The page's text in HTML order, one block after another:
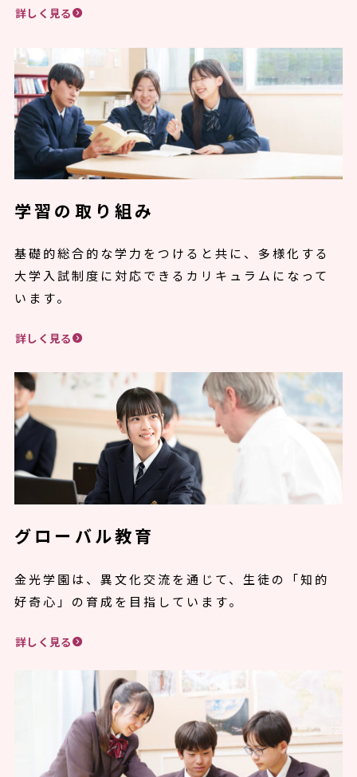
詳しく見る
学習の取り組み
基礎的総合的な学力をつけると共に、多様化する
大学入試制度に対応できるカリキュラムになって
います。
詳しく見る
グローバル教育
金光学園は、異文化交流を通じて、生徒の「知的
好奇心」の育成を目指しています。
詳しく見る